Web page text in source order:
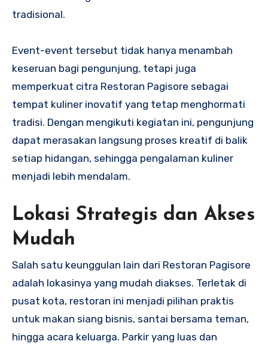
tradisional.
Event-event tersebut tidak hanya menambah
keseruan bagi pengunjung, tetapi juga
memperkuat citra Restoran Pagisore sebagai
tempat kuliner inovatif yang tetap menghormati
tradisi. Dengan mengikuti kegiatan ini, pengunjung
dapat merasakan langsung proses kreatif di balik
setiap hidangan, sehingga pengalaman kuliner
menjadi lebih mendalam.
Lokasi Strategis dan Akses
Mudah
Salah satu keunggulan lain dari Restoran Pagisore
adalah lokasinya yang mudah diakses. Terletak di
pusat kota, restoran ini menjadi pilihan praktis
untuk makan siang bisnis, santai bersama teman,
hingga acara keluarga. Parkir yang luas dan